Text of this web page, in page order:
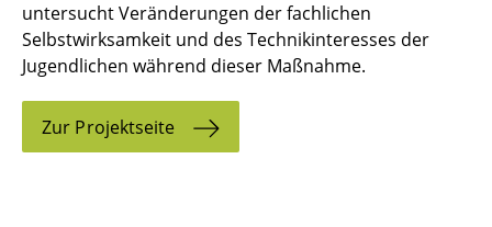
untersucht Veränderungen der fachlichen
Selbstwirksamkeit und des Technikinteresses der
Jugendlichen während dieser Maßnahme.
Zur Projektseite